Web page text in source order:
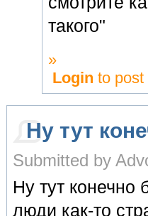
такого"
»
Login to post
Ну тут
Submitted by
Ну тут
люди как-то